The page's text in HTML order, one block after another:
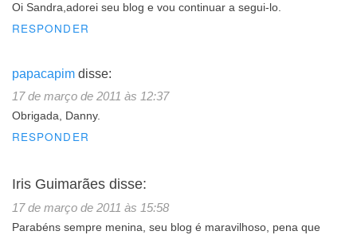
Oi Sandra,adorei seu blog e vou continuar a segui-lo.
RESPONDER
papacapim disse:
17 de março de 2011 às 12:37
Obrigada, Danny.
RESPONDER
Iris Guimarães disse:
17 de março de 2011 às 15:58
Parabéns sempre menina, seu blog é maravilhoso, pena que